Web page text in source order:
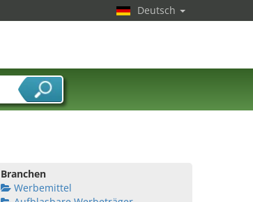
Branchen
Werbemittel
Deutsch